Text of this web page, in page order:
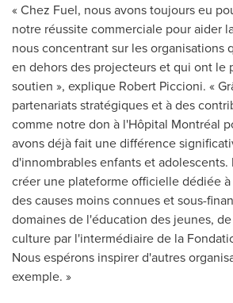
« Chez Fuel, nous avons toujours eu
notre réussite commerciale pour aider
nous concentrant sur les organisations
en dehors des projecteurs et qui ont le
soutien », explique Robert Piccioni. «
partenariats stratégiques et à des
comme notre don à l'Hôpital Montréal
avons déjà fait une différence
d'innombrables enfants et adolescents.
créer une plateforme officielle dédiée
des causes moins connues et sous-
domaines de l'éducation des jeunes,
culture par l'intermédiaire de la
Nous espérons inspirer d'autres
exemple. »